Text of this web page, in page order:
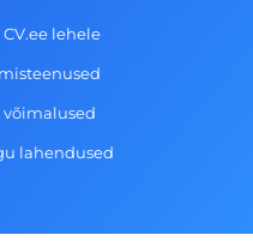
lehele
lahendused